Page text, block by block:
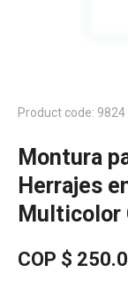
Product code: 9824
Montura
Herrajes
Multicolor
COP $